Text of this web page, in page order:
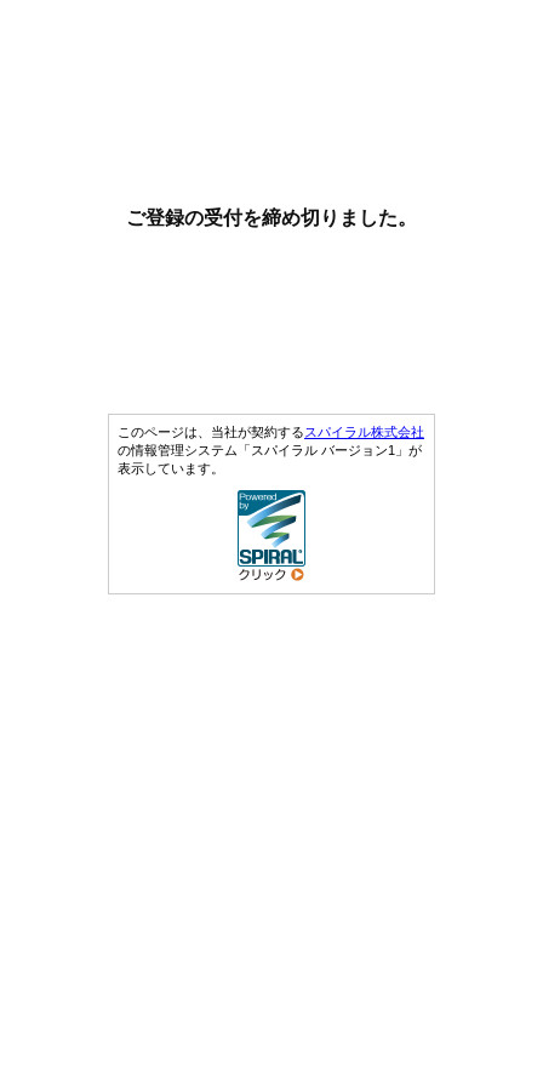
ご登録の受付を締め切りました。
このページは、当社が契約するスパイラル株式会社
の情報管理システム「スパイラル バージョン1」が
表示しています。